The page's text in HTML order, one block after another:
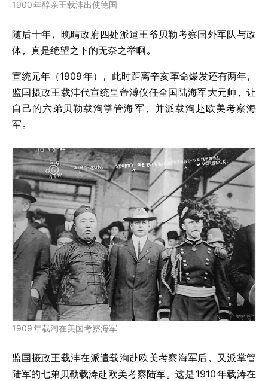
1900年醇亲王载沣出使德国
随后十年，晚晴政府四处派遣王爷贝勒考察国外军队与政
体，真是绝望之下的无奈之举啊。
宣统元年（1909年），此时距离辛亥革命爆发还有两年，
监国摄政王载沣代宣统皇帝溥仪任全国陆海军大元帅，让
自己的六弟贝勒载洵掌管海军，并派载洵赴欧美考察海
军。
1909年载洵在美国考察海军
监国摄政王载沣在派遣载洵赴欧美考察海军后，又派掌管
陆军的七弟贝勒载涛赴欧美考察陆军。这是 1910年载涛在